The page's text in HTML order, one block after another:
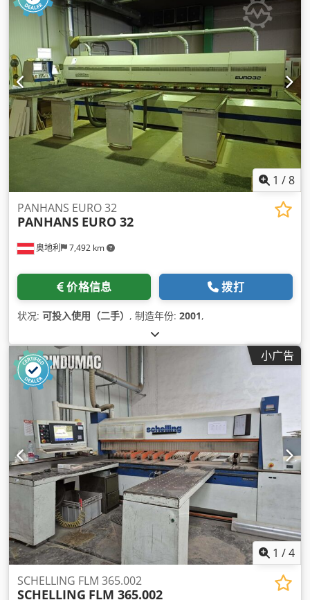
1 /8
奥地利 7,492 km
PANHANS EURO 32
PANHANS EURO 32
价格信息 拨打
状况: 可投入使用（二手） , 制造年份: 2001,
小广告
1 /4
SCHELLING FLM 365.002
SCHELLING FLM 365.002